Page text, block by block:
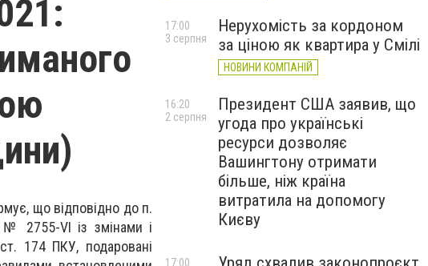
що відповідно до п.
№ 2755-VI із змінами і
174 ПКУ, подаровані
Нерухомість за кордоном
за ціною як квартира у Смілі
НОВИНИ КОМПАНІЙ
17:00
3 серпня
Президент США заявив, що
угода про українські
ресурси дозволяє
Вашингтону отримати
більше, ніж країна
витратила на допомогу
Києву
16:20
2 серпня
17:00